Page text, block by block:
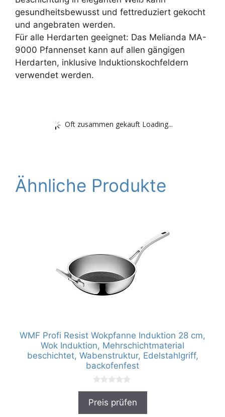
gesundheitsbewusst und fettreduziert gekocht
und angebraten werden.
Für alle Herdarten geeignet: Das Melianda MA-
9000 Pfannenset kann auf allen gängigen
Herdarten, inklusive Induktionskochfeldern
verwendet werden.
Oft zusammen gekauft Loading...
Ähnliche Produkte
WMF Profi Resist Wokpfanne Induktion 28 cm,
Wok Induktion, Mehrschichtmaterial
beschichtet, Wabenstruktur, Edelstahlgriff,
backofenfest
0
o
Preis prüfen